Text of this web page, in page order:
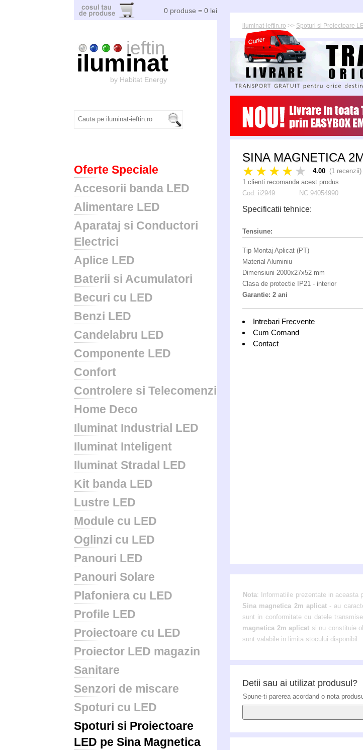
0 produse = 0 lei
ieftin
iluminat
by Habitat Energy
Oferte Speciale
Accesorii banda LED
Alimentare LED
Aparataj si Conductori
Electrici
Aplice LED
Baterii si Acumulatori
Becuri cu LED
Benzi LED
Candelabru LED
Componente LED
Confort
Controlere si Telecomenzi
Home Deco
Iluminat Industrial LED
Iluminat Inteligent
Iluminat Stradal LED
Kit banda LED
Lustre LED
Module cu LED
Oglinzi cu LED
Panouri LED
Panouri Solare
Plafoniera cu LED
Profile LED
Proiectoare cu LED
Proiector LED magazin
Sanitare
Senzori de miscare
Spoturi cu LED
Spoturi si Proiectoare
LED pe Sina Magnetica
iluminat-ieftin.ro >> Spoturi si Proiectoare
SINA MAGNETICA
★★★★ ★ 4.00 (1 recenzii)
1 clienti recomanda acest produs
Cod: ii2949 NC:94054990
Specificatii tehnice:
Tensiune:
Tip Montaj Aplicat (PT)
Material Aluminiu
Dimensiuni 2000x27x52 mm
Clasa de protectie IP21 - interior
Garantie: 2 ani
Intrebari Frecvente
Cum Comand
Contact
Nota: Informatiile prezentate in aceasta
Sina magnetica 2m aplicat - au
sunt in conformitate cu datele
magnetica 2m aplicat si nu constituie
sunt valabile in limita stocului disponibil.
Detii sau ai utilizat produsul?
Spune-ti parerea acordand o nota